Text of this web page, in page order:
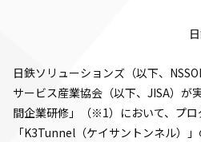
日鉄ソリューションズ（以下、
サービス産業協会（以下、JISA）が
間企業研修」（※1）において、プ
「K3Tunnel（ケイサントンネル）